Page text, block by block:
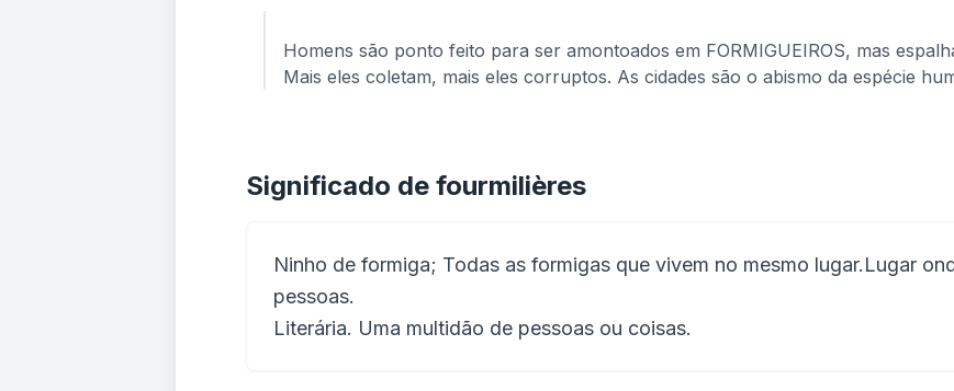
Homens são ponto feito para ser amontoados em FORMIGUEIROS, mas
Mais eles coletam, mais eles corruptos. As cidades são o abismo da espécie
Significado de fourmilières
Ninho de formiga; Todas as formigas que vivem no mesmo lugar.Lugar
pessoas.
Literária. Uma multidão de pessoas ou coisas.